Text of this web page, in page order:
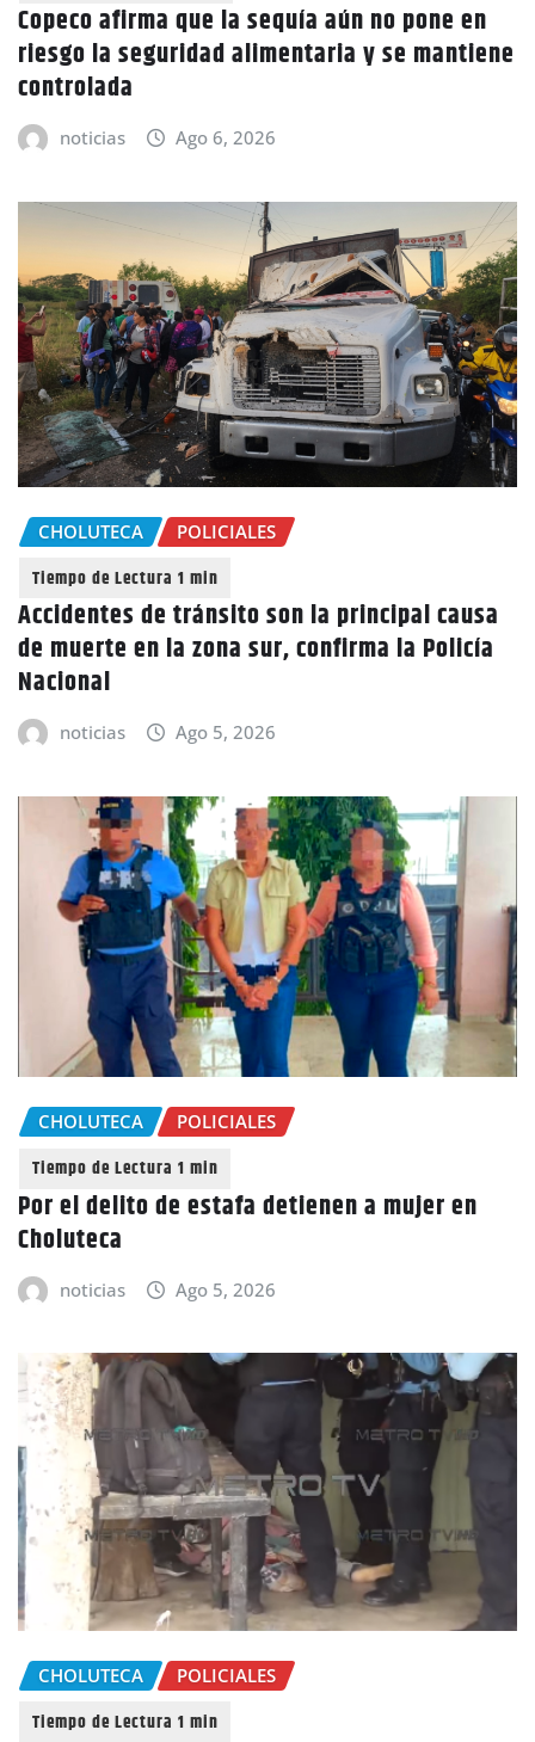
Copeco afirma que la sequía aún no pone en
riesgo la seguridad alimentaria y se mantiene
controlada
noticias Ago 6, 2026
CHOLUTECA POLICIALES
Accidentes de tránsito son la principal causa
de muerte en la zona sur, confirma la Policía
Nacional
noticias Ago 5, 2026
CHOLUTECA POLICIALES
Por el delito de estafa detienen a mujer en
Choluteca
noticias Ago 5, 2026
CHOLUTECA POLICIALES